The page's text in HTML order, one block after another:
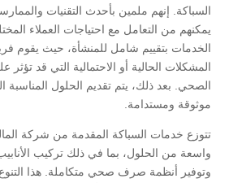
السباكة. إنهم ملمين بأحدث التقنيات
يمكنهم من التعامل مع احتياجات العملاء
الخدمات بتقييم شامل للمنشأة، حيث يقوم
المشكلات الحالية أو الاحتمالية التي قد
الصحي. بعد ذلك، يتم تقديم الحلول
موثوقة ومستدامة.
تتوزع خدمات السباكة المقدمة من شركة
واسعة من الحلول، بما في ذلك تركيب
وتوفير أنظمة صرف صحي متكاملة. هذا